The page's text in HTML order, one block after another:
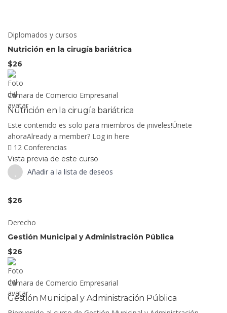
Diplomados y cursos
Nutrición en la cirugía bariátrica
$26
Cámara de Comercio Empresarial
Nutrición en la cirugía bariátrica
Este contenido es solo para miembros de ¡niveles!Únete
ahoraAlready a member? Log in here
12 Conferencias
Vista previa de este curso
Añadir a la lista de deseos
$26
Derecho
Gestión Municipal y Administración Pública
$26
Cámara de Comercio Empresarial
Gestión Municipal y Administración Pública